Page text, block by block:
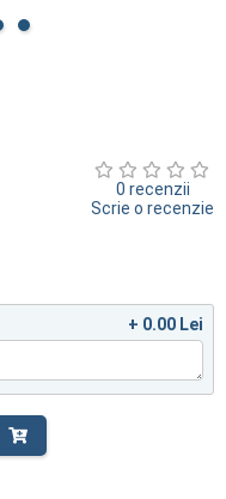
0 recenzii
Scrie o recenzie
+ 0.00 Lei